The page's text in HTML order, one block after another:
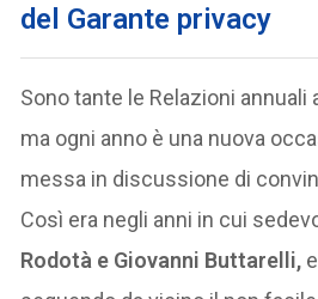
del Garante privacy
Sono tante le Relazioni annuali
ma ogni anno è una nuova
messa in discussione di
Così era negli anni in cui
Rodotà e Giovanni Buttarelli,